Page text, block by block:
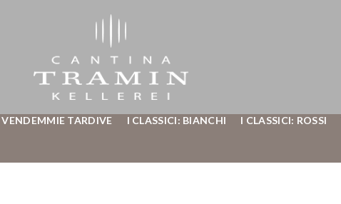
VENDEMMIE TARDIVE I CLASSICI: BIANCHI I CLASSICI: ROSSI